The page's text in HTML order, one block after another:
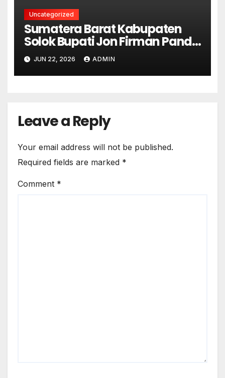
Uncategorized
Sumatera Barat Kabupaten
Solok Bupati Jon Firman Pandu
Pimpin Apel, Sensus Ekonomi
2026 Resmi Bergulir di Solok
JUN 22, 2026 ADMIN
Leave a Reply
Your email address will not be published.
Required fields are marked *
Comment *